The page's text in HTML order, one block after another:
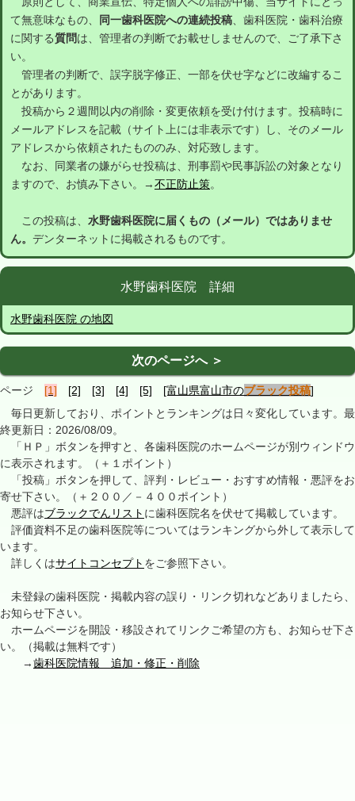
て無意味なもの、
同一歯科医院への連続投稿、歯科医院・歯科治療
に関する質問は、管理者の判断でお載せしませんので、ご了承下さ
い。
管理者の判断で、誤字脱字修正、一部を伏せ字などに改編するこ
とがあります。
投稿から２週間以内の削除・変更依頼を受け付けます。投稿時に
メールアドレスを記載（サイト上には非表示です）し、そのメール
アドレスから依頼されたもののみ、対応致します。
なお、同業者の嫌がらせ投稿は、刑事罰や民事訴訟の対象となり
ますので、お慎み下さい。→不正防止策。
この投稿は、 水野歯科医院に届くもの（メール）ではありませ
ん。 デンターネットに掲載されるものです。
水野歯科医院 詳細
水野歯科医院 の地図
次のページへ ＞
ページ [1] [2] [3] [4] [5] [富山県富山市のブラック投稿]
毎日更新しており、ポイントとランキングは日々変化しています。最
終更新日：2026/08/09。
「ＨＰ」ボタンを押すと、各歯科医院のホームページが別ウィンドウ
に表示されます。（＋１ポイント）
「投稿」ボタンを押して、評判・レビュー・おすすめ情報・悪評をお
寄せ下さい。（＋２００／－４００ポイント）
悪評はブラックでんリスト に歯科医院名を伏せて掲載しています。
評価資料不足の歯科医院等についてはランキングから外して表示して
います。
詳しくはサイトコンセプト をご参照下さい。
未登録の歯科医院・掲載内容の誤り・リンク切れなどありましたら、
お知らせ下さい。
ホームページを開設・移設されてリンクご希望の方も、お知らせ下さ
い。（掲載は無料です）
→歯科医院情報 追加・修正・削除